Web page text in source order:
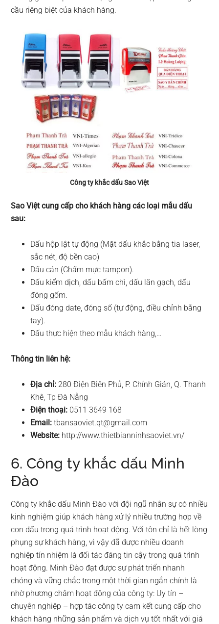
cầu riêng biệt của khách hàng.
Công ty khắc dấu Sao Việt
Sao Việt cung cấp cho khách hàng các loại mẫu dấu
sau:
Dấu hộp lật tự động (Mặt dấu khắc bằng tia laser,
sắc nét, độ bền cao)
Dấu cán (Chấm mực tampon).
Dấu kiểm dịch, dấu bấm chì, dấu lăn gạch, dấu
đóng gốm.
Dấu đóng date, đóng số (tự động, điều chỉnh bằng
tay).
Dấu thực hiện theo mẫu khách hàng,…
Thông tin liên hệ:
Địa chỉ: 280 Điện Biên Phủ, P. Chính Gián, Q. Thanh
Khê, Tp Đà Nẵng
Điện thoại: 0511 3649 168
Email: tbansaoviet.qt@gmail.com
Website: http://www.thietbianninhsaoviet.vn/
6. Công ty khắc dấu Minh
Đào
Công ty khắc dấu Minh Đào với đội ngũ nhân sự có nhiều
kinh nghiệm giúp khách hàng xử lý nhiều trường hợp về
con dấu trong quá trình hoạt động. Với tôn chỉ là hết lòng
phụng sự khách hàng, vì vậy đã được nhiều doanh
nghiệp tín nhiệm là đối tác đáng tin cậy trong quá trình
hoạt động. Minh Đào đạt được sự phát triển nhanh
chóng và vững chắc trong một thời gian ngắn chính là
nhờ phương châm hoạt động của công ty: Uy tín –
chuyên nghiệp – hợp tác công ty cam kết cung cấp cho
khách hàng những sản phẩm và dịch vụ tốt nhất với giá